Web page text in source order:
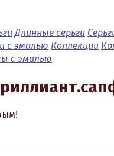
Длинные серьги
с эмалью Коллекции
с эмалью